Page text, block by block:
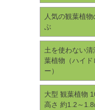
人気の観葉植
ぶ
土を使わない清
葉植物（ハイド
ー）
大型 観葉植物
高さ 約1.2～